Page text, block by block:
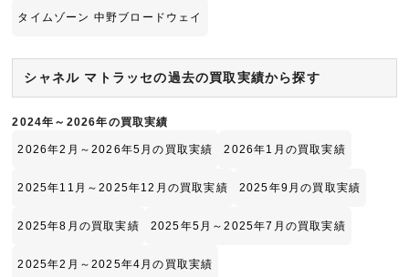
タイムゾーン 中野ブロードウェイ
シャネル マトラッセの過去の買取実績から探す
2024年～2026年の買取実績
2026年2月～2026年5月の買取実績 2026年1月の買取実績
2025年11月～2025年12月の買取実績 2025年9月の買取実績
2025年8月の買取実績 2025年5月～2025年7月の買取実績
2025年2月～2025年4月の買取実績